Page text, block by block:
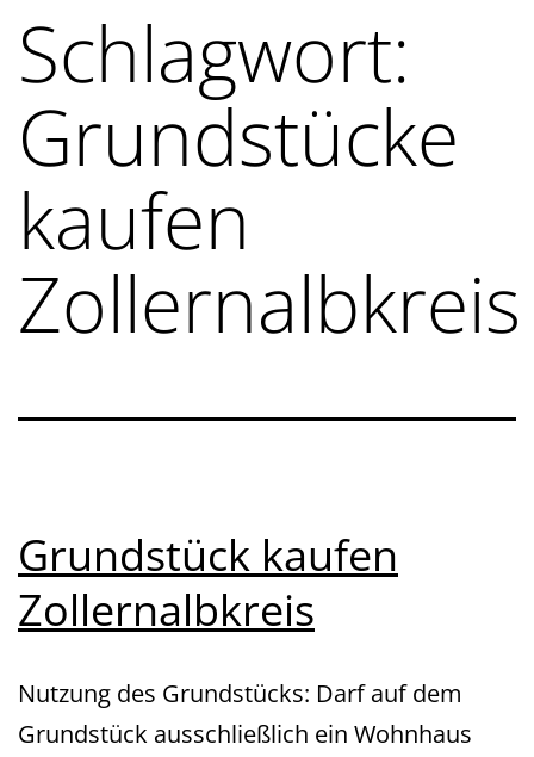
Schlagwort:
Grundstücke
kaufen
Zollernalbkreis
Grundstück kaufen
Zollernalbkreis
Nutzung des Grundstücks: Darf auf dem
Grundstück ausschließlich ein Wohnhaus